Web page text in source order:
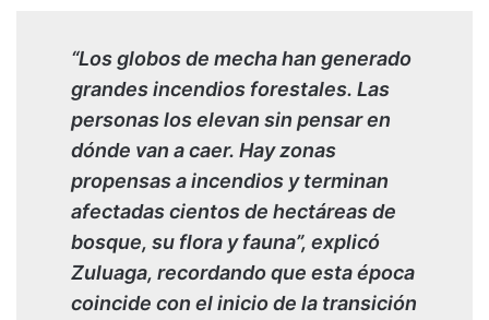
“Los globos de mecha han generado
grandes incendios forestales. Las
personas los elevan sin pensar en
dónde van a caer. Hay zonas
propensas a incendios y terminan
afectadas cientos de hectáreas de
bosque, su flora y fauna”, explicó
Zuluaga, recordando que esta época
coincide con el inicio de la transición